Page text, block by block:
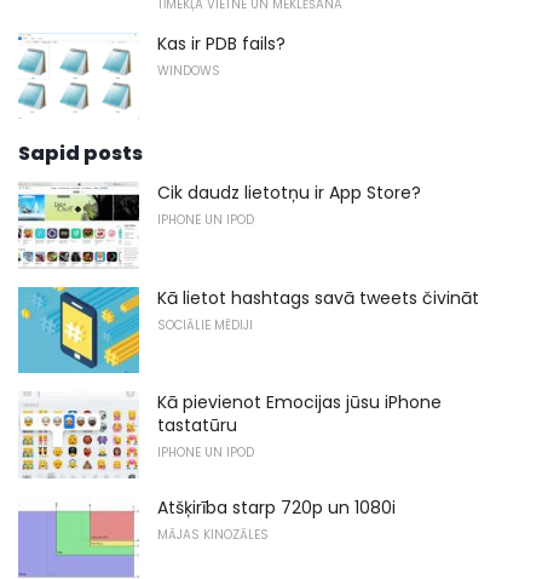
TĪMEKĻA VIETNE UN MEKLĒŠANA
Kas ir PDB fails?
WINDOWS
Sapid posts
Cik daudz lietotņu ir App Store?
IPHONE UN IPOD
Kā lietot hashtags savā tweets čivināt
SOCIĀLIE MĒDIJI
Kā pievienot Emocijas jūsu iPhone
tastatūru
IPHONE UN IPOD
Atšķirība starp 720p un 1080i
MĀJAS KINOZĀLES